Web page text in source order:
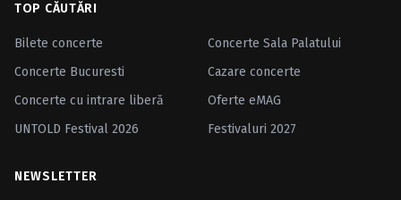
TOP CĂUTĂRI
Bilete concerte
Concerte Sala Palatului
Concerte Bucuresti
Cazare concerte
Concerte cu intrare liberă
Oferte eMAG
UNTOLD Festival 2026
Festivaluri 2027
NEWSLETTER